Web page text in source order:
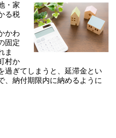
・家
る税
かわ
固定
ま
村か
過ぎてしまうと、延滞金とい
、納付期限内に納めるように